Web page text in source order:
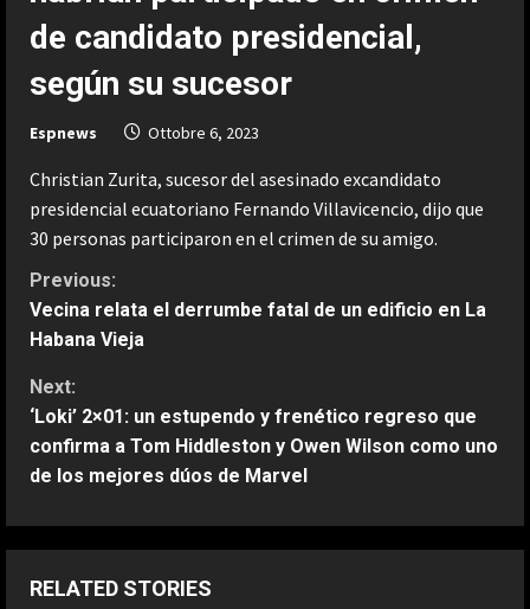
de candidato presidencial,
según su sucesor
Espnews Ottobre 6, 2023
Christian Zurita, sucesor del asesinado excandidato
presidencial ecuatoriano Fernando Villavicencio, dijo que
30 personas participaron en el crimen de su amigo.
C
o
n
t
i
n
u
Previous:
Vecina relata el derrumbe fatal de un edificio en La
Habana Vieja
Next:
‘Loki’ 2×01: un estupendo y frenético regreso que
confirma a Tom Hiddleston y Owen Wilson como uno
de los mejores dúos de Marvel
RELATED STORIES